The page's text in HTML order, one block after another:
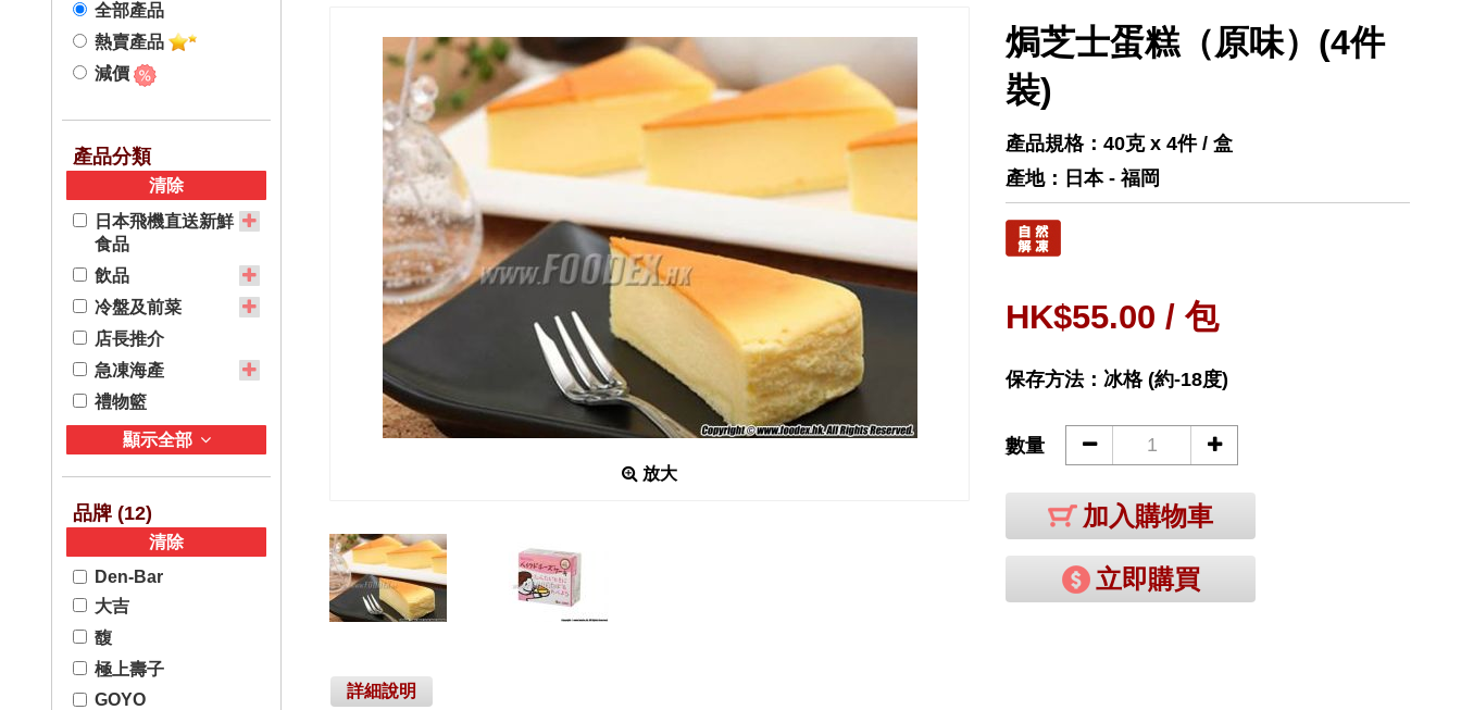
日本甜品及零食
季節限定食品
調味料及醬汁
全部產品
熱賣產品
減價
產品分類
清除
日本飛機直送新鮮
食品
飲品
冷盤及前菜
店長推介
急凍海產
禮物籃
顯示全部
品牌 (12)
清除
Den-Bar
大吉
馥
極上壽子
GOYO
焗芝士蛋糕（原味）(4件
裝)
產品規格：40克 x 4件 / 盒
產地：日本 - 福岡
放大
HK$55.00 / 包
保存方法：冰格 (約-18度)
數量
加入購物車
立即購買
詳細說明